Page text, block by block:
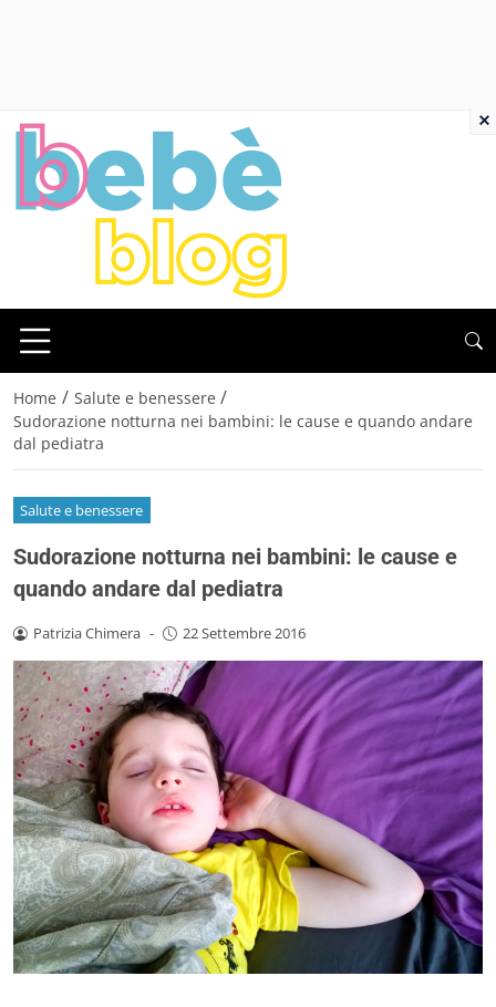
Home / Salute e benessere /
Sudorazione notturna nei bambini: le cause e quando andare
dal pediatra
Salute e benessere
Sudorazione notturna nei bambini: le cause e
quando andare dal pediatra
Patrizia Chimera - 22 Settembre 2016
×